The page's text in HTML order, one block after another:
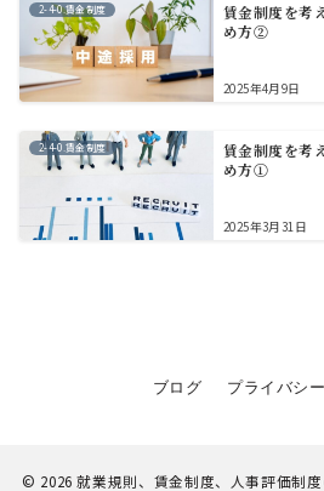
2-4-0.賃金制度
賃金制度を考
め方②
2025年4月9日
2-4-0.賃金制度
賃金制度を考
め方①
2025年3月31日
ブログ プライバシ
© 2026就業規則、賃金制度、人事評価制